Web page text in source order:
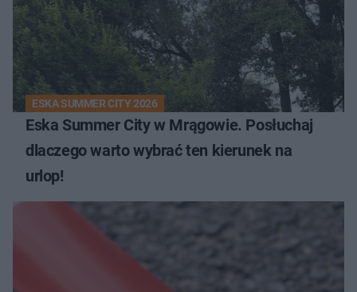
ESKA SUMMER CITY 2026
Eska Summer City w Mrągowie. Posłuchaj
dlaczego warto wybrać ten kierunek na
urlop!